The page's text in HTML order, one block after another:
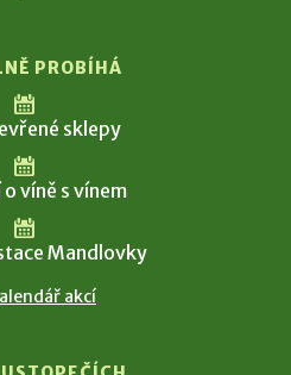
PROBÍHÁ
sklepy
víně s vínem
Mandlovky
akcí